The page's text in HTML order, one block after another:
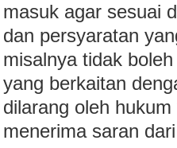
masuk agar sesuai
dan persyaratan
misalnya tidak
yang berkaitan
dilarang oleh
menerima saran